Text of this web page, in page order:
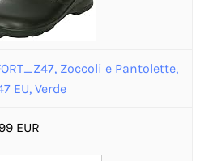
Zoccoli e Pantolette,
EU, Verde
EUR